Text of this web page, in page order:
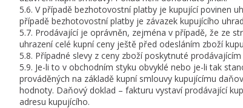
5.6. V případě bezhotovostní platby je kupující povinen
případě bezhotovostní platby je závazek kupujícího
5.7. Prodávající je oprávněn, zejména v případě, že ze
uhrazení celé kupní ceny ještě před odesláním zboží
5.8. Případné slevy z ceny zboží poskytnuté
5.9. Je-li to v obchodním styku obvyklé nebo je-li tak
prováděných na základě kupní smlouvy kupujícímu
hodnoty. Daňový doklad – fakturu vystaví prodávající
adresu kupujícího.